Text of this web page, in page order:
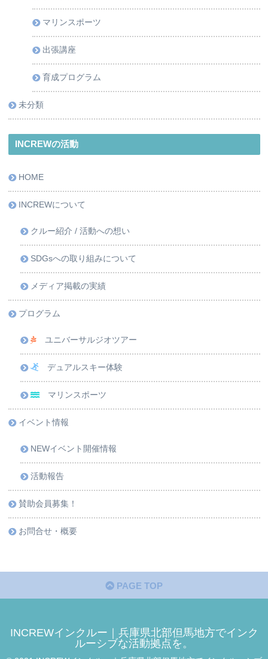
マリンスポーツ
出張講座
育成プログラム
未分類
INCREWの活動
HOME
INCREWについて
クルー紹介 / 活動への想い
SDGsへの取り組みについて
メディア掲載の実績
プログラム
ユニバーサルジオツアー
デュアルスキー体験
マリンスポーツ
イベント情報
NEWイベント開催情報
活動報告
賛助会員募集！
お問合せ・概要
PAGE TOP
INCREWインクルー｜兵庫県北部但馬地方でインク
ルーシブな活動拠点を。